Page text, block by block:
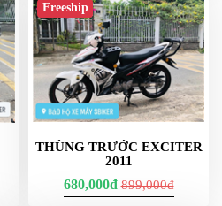
Freeship
THÙNG TRƯỚC EXCITER
2011
680,000đ899,000đ